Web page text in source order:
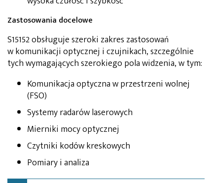
Zastosowania docelowe
S15152 obsługuje szeroki zakres zastosowań
w komunikacji optycznej i czujnikach, szczególnie
tych wymagających szerokiego pola widzenia, w tym:
Komunikacja optyczna w przestrzeni wolnej
(FSO)
Systemy radarów laserowych
Mierniki mocy optycznej
Czytniki kodów kreskowych
Pomiary i analiza